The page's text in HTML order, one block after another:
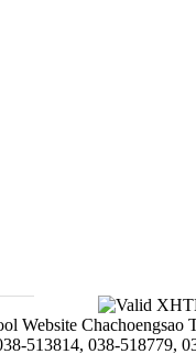
Website Chachoengsao
513814, 038-518779,